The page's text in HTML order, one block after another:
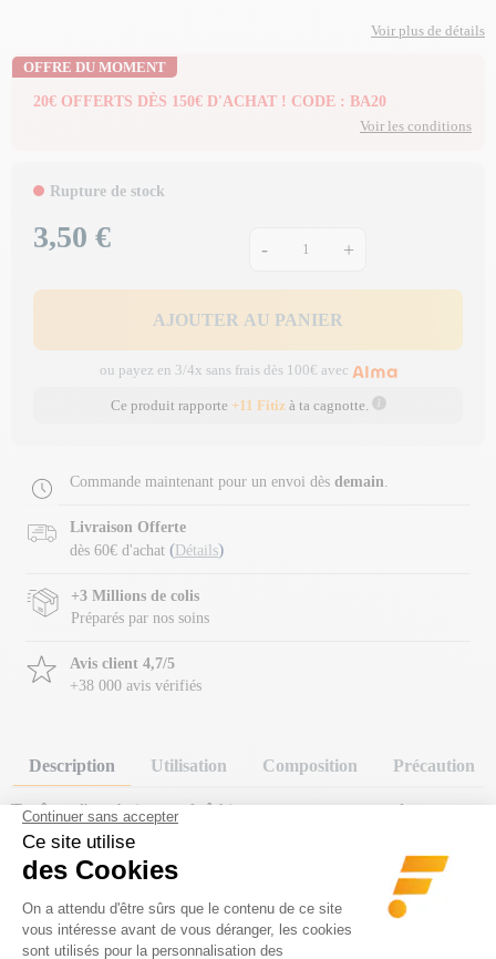
Voir plus de détails
OFFRE DU MOMENT
20€ OFFERTS DÈS 150€ D'ACHAT ! CODE : BA20
Voir les conditions
Rupture de stock
Prix
3,50 € - +
AJOUTER AU PANIER
ou payez en 3/4x sans frais dès 100€ avec
Ce produit rapporte +11 Fitizà ta cagnotte.
Commande maintenant pour un envoi dès demain.
Livraison Offerte
dès 60€ d'achat ( Détails)
+3 Millions de colis
Préparés par nos soins
Avis client 4,7/5
+38 000 avis vérifiés
Description Utilisation Composition Précaution
Tu rêves d'une boisson rafraîchissante non gazeuse pendant ta
séance de sport ? Tu veux consommer efficacement et apporter les
besoins en vitamines à ton corps facilement ? Il te faut ta bouteille
eau vitaminée Zero (500 mL)
Sans apport énergétique, ce produit complète ton apport quotidien
en vitamines grâce à ses9 vitamineset tu trouveras aussi un apport